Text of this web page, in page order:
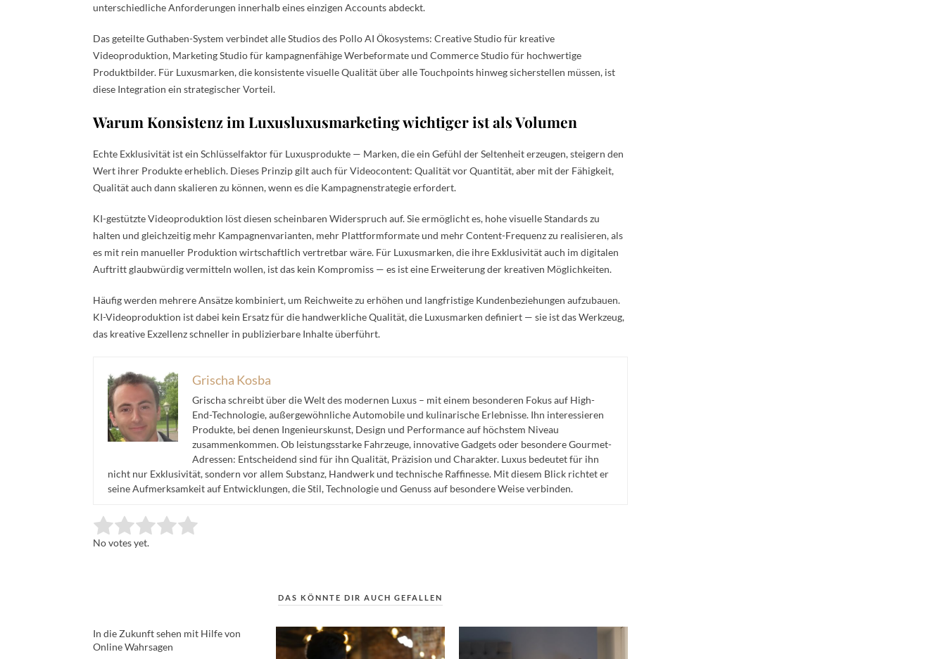
unterschiedliche Anforderungen innerhalb eines einzigen Accounts abdeckt.
Das geteilte Guthaben-System verbindet alle Studios des Pollo AI Ökosystems: Creative Studio für kreative
Videoproduktion, Marketing Studio für kampagnenfähige Werbeformate und Commerce Studio für hochwertige
Produktbilder. Für Luxusmarken, die konsistente visuelle Qualität über alle Touchpoints hinweg sicherstellen müssen, ist
diese Integration ein strategischer Vorteil.
Warum Konsistenz im Luxusluxusmarketing wichtiger ist als Volumen
Echte Exklusivität ist ein Schlüsselfaktor für Luxusprodukte — Marken, die ein Gefühl der Seltenheit erzeugen, steigern den
Wert ihrer Produkte erheblich. Dieses Prinzip gilt auch für Videocontent: Qualität vor Quantität, aber mit der Fähigkeit,
Qualität auch dann skalieren zu können, wenn es die Kampagnenstrategie erfordert.
KI-gestützte Videoproduktion löst diesen scheinbaren Widerspruch auf. Sie ermöglicht es, hohe visuelle Standards zu
halten und gleichzeitig mehr Kampagnenvarianten, mehr Plattformformate und mehr Content-Frequenz zu realisieren, als
es mit rein manueller Produktion wirtschaftlich vertretbar wäre. Für Luxusmarken, die ihre Exklusivität auch im digitalen
Auftritt glaubwürdig vermitteln wollen, ist das kein Kompromiss — es ist eine Erweiterung der kreativen Möglichkeiten.
Häufig werden mehrere Ansätze kombiniert, um Reichweite zu erhöhen und langfristige Kundenbeziehungen aufzubauen.
KI-Videoproduktion ist dabei kein Ersatz für die handwerkliche Qualität, die Luxusmarken definiert — sie ist das Werkzeug,
das kreative Exzellenz schneller in publizierbare Inhalte überführt.
Grischa Kosba
Grischa schreibt über die Welt des modernen Luxus – mit einem besonderen Fokus auf High-
End-Technologie, außergewöhnliche Automobile und kulinarische Erlebnisse. Ihn interessieren
Produkte, bei denen Ingenieurskunst, Design und Performance auf höchstem Niveau
zusammenkommen. Ob leistungsstarke Fahrzeuge, innovative Gadgets oder besondere Gourmet-
Adressen: Entscheidend sind für ihn Qualität, Präzision und Charakter. Luxus bedeutet für ihn
nicht nur Exklusivität, sondern vor allem Substanz, Handwerk und technische Raffinesse. Mit diesem Blick richtet er
seine Aufmerksamkeit auf Entwicklungen, die Stil, Technologie und Genuss auf besondere Weise verbinden.
Rate this item: Submit Rating
No votes yet.
DAS KÖNNTE DIR AUCH GEFALLEN
In die Zukunft sehen mit Hilfe von
Online Wahrsagen